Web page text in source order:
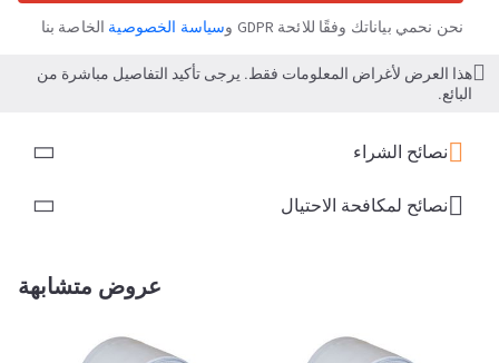
نحن نحمي بياناتك وفقًا للائحة GDPR و سياسة الخصوصية الخاصة بنا
هذا العرض لأغراض المعلومات فقط. يرجى تأكيد التفاصيل مباشرة من
البائع.
نصائح الشراء
نصائح لمكافحة الاحتيال
عروض متشابهة